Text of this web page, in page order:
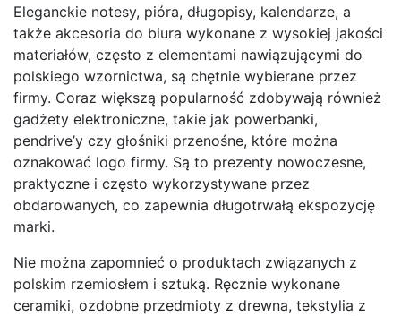
Eleganckie notesy, pióra, długopisy, kalendarze, a
także akcesoria do biura wykonane z wysokiej jakości
materiałów, często z elementami nawiązującymi do
polskiego wzornictwa, są chętnie wybierane przez
firmy. Coraz większą popularność zdobywają również
gadżety elektroniczne, takie jak powerbanki,
pendrive’y czy głośniki przenośne, które można
oznakować logo firmy. Są to prezenty nowoczesne,
praktyczne i często wykorzystywane przez
obdarowanych, co zapewnia długotrwałą ekspozycję
marki.
Nie można zapomnieć o produktach związanych z
polskim rzemiosłem i sztuką. Ręcznie wykonane
ceramiki, ozdobne przedmioty z drewna, tekstylia z